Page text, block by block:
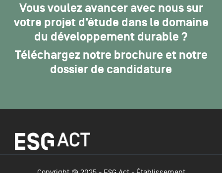
Vous voulez avancer avec nous sur
votre projet d’étude dans le domaine
du développement durable ?
Téléchargez notre brochure et notre
dossier de candidature